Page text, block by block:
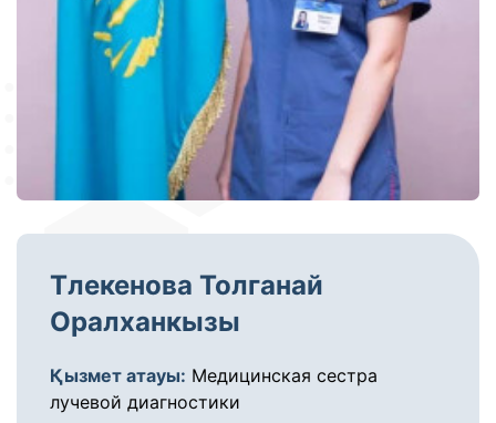
Тлекенова Толганай
Оралханкызы
Қызмет атауы: Медицинская сестра
лучевой диагностики